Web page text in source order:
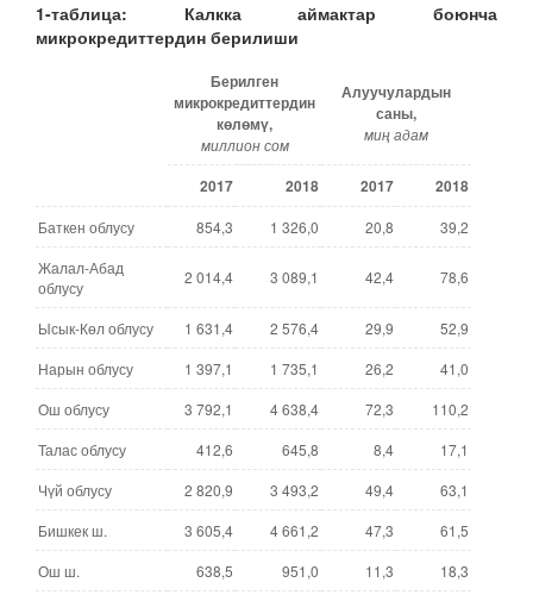
1-таблица: Калкка аймактар боюнча
микрокредиттердин берилиши
Берилген
микрокредиттердин
көлөмү,
миллион сом
Алуучулардын
саны,
миң адам
2017 2018 2017 2018
Баткен облусу 854,3 1 326,0 20,8
39,2
Жалал-Абад
облусу
2 014,4 3 089,1 42,4 78,6
Ысык-Көл облусу 1 631,4 2 576,4 29,9
52,9
Нарын облусу
1 397,1 1 735,1 26,2
41,0
Ош облусу
3 792,1 4 638,4 72,3
110,2
Талас облусу
412,6 645,8 8,4
17,1
Чүй облусу
2 820,9 3 493,2 49,4
63,1
Бишкек ш.
3 605,4 4 661,2 47,3
61,5
Ош ш.
638,5 951,0 11,3 18,3